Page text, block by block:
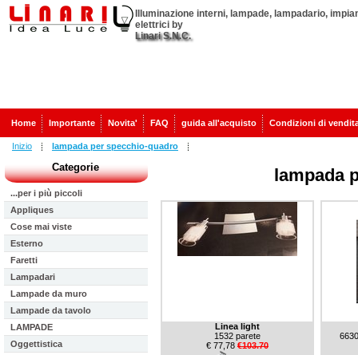
Illuminazione interni, lampade, lampadario,
elettrici by
Linari S.N.C.
Home Importante Novita' FAQ guida all'acquisto Condizioni di
Inizio lampada per specchio-quadro
Categorie
...per i più piccoli
Appliques
Cose mai viste
Esterno
Faretti
Lampadari
Lampade da muro
Lampade da tavolo
LAMPADE
Oggettistica
lampada
Linea light
1532 parete
€ 77,78 €103.70